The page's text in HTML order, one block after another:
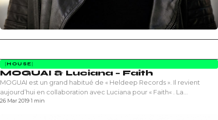
HOUSE
MOGUAI & Luciana – Faith
MOGUAI est un grand habitué de « Heldeep Records ». Il revient
aujourd’hui en collaboration avec Luciana pour « Faith« . La…
26 Mar 2019·1 min